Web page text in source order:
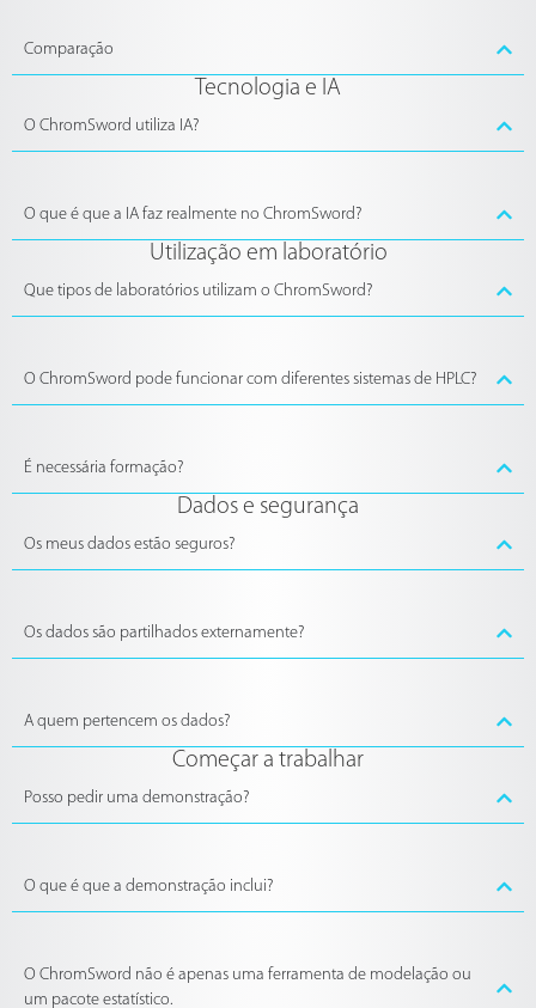
Comparação
Tecnologia e IA
O ChromSword utiliza IA?
O que é que a IA faz realmente no ChromSword?
Utilização em laboratório
Que tipos de laboratórios utilizam o ChromSword?
O ChromSword pode funcionar com diferentes sistemas de HPLC?
É necessária formação?
Dados e segurança
Os meus dados estão seguros?
Os dados são partilhados externamente?
A quem pertencem os dados?
Começar a trabalhar
Posso pedir uma demonstração?
O que é que a demonstração inclui?
O ChromSword não é apenas uma ferramenta de modelação ou
um pacote estatístico.